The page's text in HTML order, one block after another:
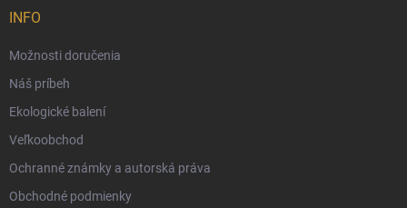
Darčekový radca 🎁
Moja objednávka
Reklamácia a vrátenie tovaru
Vernostný program
Veľkoobchod
Ekologické balenie objednávok
INFO
Možnosti doručenia
Náš príbeh
Ekologické balení
Veľkoobchod
Ochranné známky a autorská práva
Obchodné podmienky